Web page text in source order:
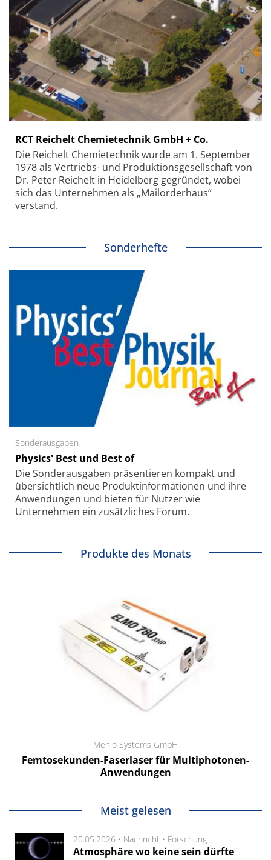
RCT Reichelt Chemietechnik GmbH + Co.
Die Reichelt Chemietechnik wurde am 1. September
1978 als Vertriebs- und Produktionsgesellschaft von
Dr. Peter Reichelt in Heidelberg gegründet, wobei
sich das Unternehmen als „Mailorderhaus“
verstand.
Sonderhefte
Sonderausgaben
Physics' Best und Best of
Die Sonder­ausgaben präsentieren kompakt und
übersichtlich neue Produkt­informationen und ihre
Anwendungen und bieten für Nutzer wie
Unternehmen ein zusätzliches Forum.
Produkte des Monats
Menlo Systems GmbH
Femtosekunden-Faserlaser für Multiphotonen-
Anwendungen
Meist gelesen
20.05.2026 • Nachricht • Forschung
Atmosphäre wo keine sein dürfte